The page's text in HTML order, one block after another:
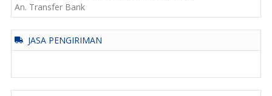
An. Transfer Bank
JASA PENGIRIMAN